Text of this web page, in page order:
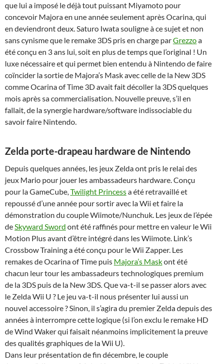
que lui a imposé le déjà tout puissant Miyamoto pour
concevoir Majora en une année seulement après Ocarina, qui
en deviendront deux. Saturo Iwata souligne à ce sujet et non
sans cynisme que le remake 3DS pris en charge parGrezzoa
été conçu en 3 ans lui, soit en plus de temps que l’original ! Un
luxe nécessaire et qui permet bien entendu à Nintendo de faire
coïncider la sortie de Majora’s Mask avec celle de la New 3DS
comme Ocarina of Time 3D avait fait décoller la 3DS quelques
mois après sa commercialisation. Nouvelle preuve, s’il en
fallait, de la synergie hardware/software indissociable du
savoir faire Nintendo.
Zelda porte-drapeau hardware de Nintendo
Depuis quelques années, les jeux Zelda ont pris le relai des
jeux Mario pour jouer les ambassadeurs hardware. Conçu
pour la GameCube,Twilight Princessa été retravaillé et
repoussé d’une année pour sortir avec la Wii et faire la
démonstration du couple Wiimote/Nunchuk. Les jeux de l’épée
deSkyward Sword ont été raffinés pour mettre en valeur le Wii
Motion Plus avant d’être intégré dans les Wiimote. Link’s
Crossbow Training a été conçu pour le Wii Zapper. Les
remakes de Ocarina of Time puis Majora’s Maskont été
chacun leur tour les ambassadeurs technologiques premium
de la 3DS puis de la New 3DS. Que va-t-il se passer alors avec
le Zelda Wii U ? Le jeu va-t-il nous présenter lui aussi un
nouvel accessoire ? Sinon, il s’agira du premier Zelda depuis des
années à interrompre cette logique (si l’on exclu le remake HD
de Wind Waker qui faisait néanmoins implicitement la preuve
des qualités graphiques de la Wii U).
Dans leur présentation de fin décembre, le couple